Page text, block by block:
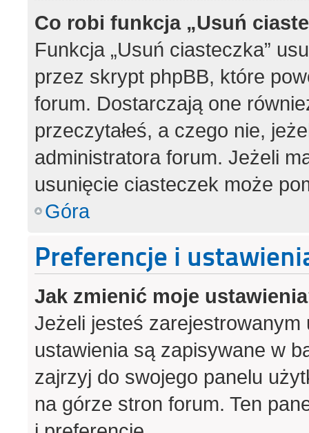
Co robi funkcja „Usuń
Funkcja „Usuń ciasteczka”
przez skrypt phpBB, które
forum. Dostarczają one
przeczytałeś, a czego nie,
administratora forum. Jeżeli
usunięcie ciasteczek może
Góra
Preferencje i
Jak zmienić moje
Jeżeli jesteś
ustawienia są zapisywane w
zajrzyj do swojego panelu
na górze stron forum. Ten